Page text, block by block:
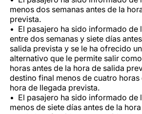
menos dos semanas antes de la
prevista.
El pasajero ha sido informado de
entre dos semanas y siete días
salida prevista y se le ha ofrecido
alternativo que le permite salir
horas antes de la hora de salida
destino final menos de cuatro horas
hora de llegada prevista.
El pasajero ha sido informado de
menos de siete días antes de la